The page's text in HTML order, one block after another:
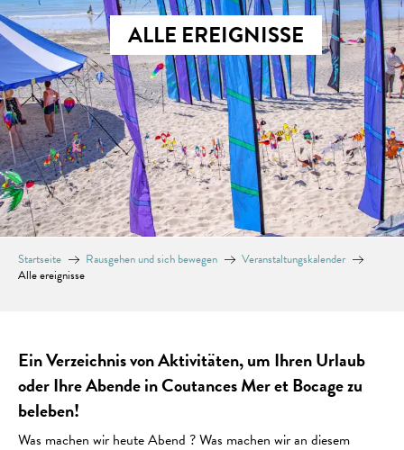
ALLE EREIGNISSE
Startseite Rausgehen und sich bewegen
Veranstaltungskalender
Alle ereignisse
Ein Verzeichnis von Aktivitäten, um Ihren Urlaub
oder Ihre Abende in Coutances Mer et Bocage zu
beleben!
Was machen wir heute Abend ? Was machen wir an diesem